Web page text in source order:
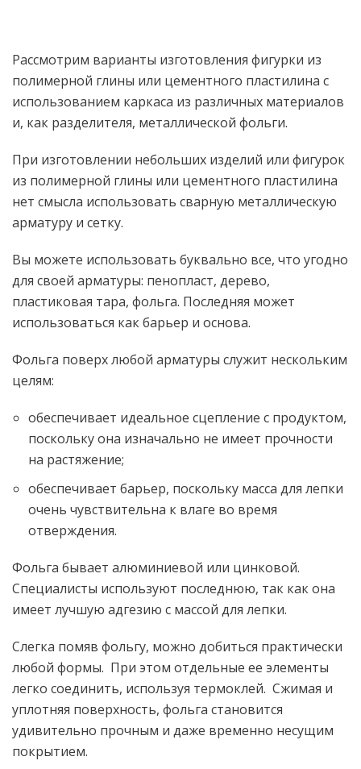
Рассмотрим варианты изготовления фигурки из
полимерной глины или цементного пластилина с
использованием каркаса из различных материалов
и, как разделителя, металлической фольги.
При изготовлении небольших изделий или фигурок
из полимерной глины или цементного пластилина
нет смысла использовать сварную металлическую
арматуру и сетку.
Вы можете использовать буквально все, что угодно
для своей арматуры: пенопласт, дерево,
пластиковая тара, фольга. Последняя может
использоваться как барьер и основа.
Фольга поверх любой арматуры служит нескольким
целям:
обеспечивает идеальное сцепление с продуктом,
поскольку она изначально не имеет прочности
на растяжение;
обеспечивает барьер, поскольку масса для лепки
очень чувствительна к влаге во время
отверждения.
Фольга бывает алюминиевой или цинковой.
Специалисты используют последнюю, так как она
имеет лучшую адгезию с массой для лепки.
Слегка помяв фольгу, можно добиться практически
любой формы. При этом отдельные ее элементы
легко соединить, используя термоклей. Сжимая и
уплотняя поверхность, фольга становится
удивительно прочным и даже временно несущим
покрытием.